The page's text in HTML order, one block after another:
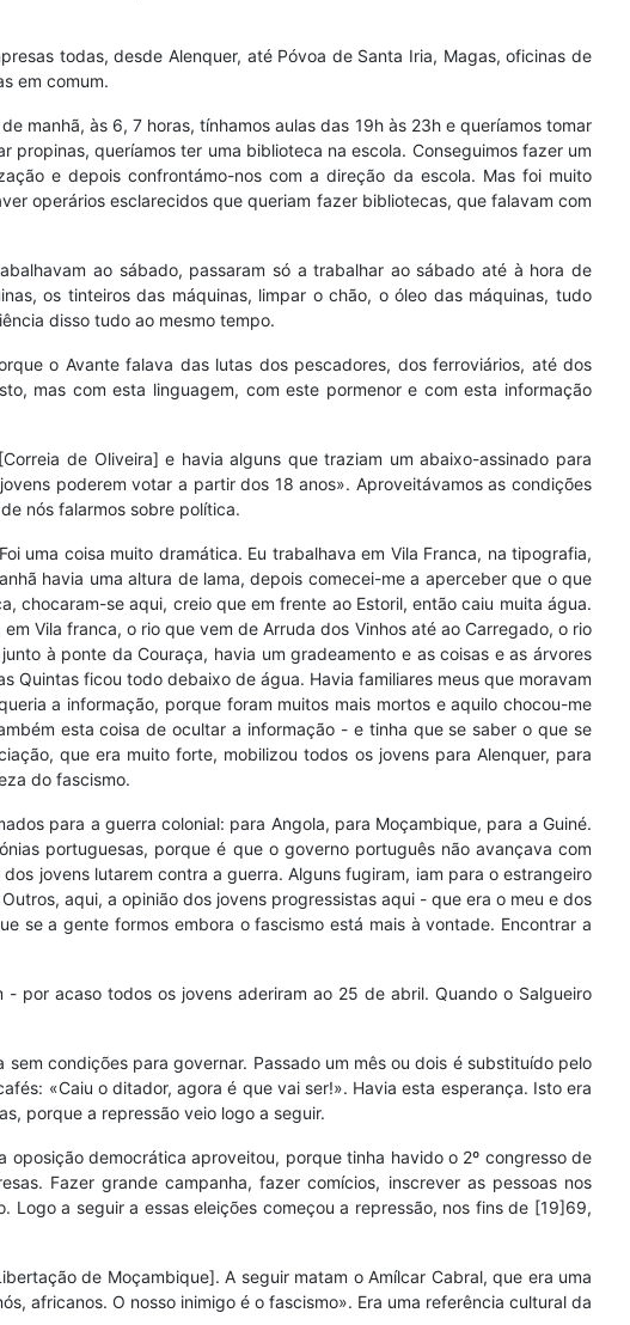
todas, desde Alenquer, até Póvoa de Santa Iria, Magas, oficinas de
em comum.
manhã, às 6, 7 horas, tínhamos aulas das 19h às 23h e queríamos tomar
queríamos ter uma biblioteca na escola. Conseguimos fazer um
e depois confrontámo-nos com a direção da escola. Mas foi muito
operários esclarecidos que queriam fazer bibliotecas, que falavam com
ao sábado, passaram só a trabalhar ao sábado até à hora de
os tinteiros das máquinas, limpar o chão, o óleo das máquinas, tudo
disso tudo ao mesmo tempo.
o Avante falava das lutas dos pescadores, dos ferroviários, até dos
mas com esta linguagem, com este pormenor e com esta informação
de Oliveira] e havia alguns que traziam um abaixo-assinado para
poderem votar a partir dos 18 anos». Aproveitávamos as condições
nós falarmos sobre política.
uma coisa muito dramática. Eu trabalhava em Vila Franca, na tipografia,
havia uma altura de lama, depois comecei-me a aperceber que o que
se aqui, creio que em frente ao Estoril, então caiu muita água.
Vila franca, o rio que vem de Arruda dos Vinhos até ao Carregado, o rio
à ponte da Couraça, havia um gradeamento e as coisas e as árvores
Quintas ficou todo debaixo de água. Havia familiares meus que moravam
a informação, porque foram muitos mais mortos e aquilo chocou-me
esta coisa de ocultar a informação - e tinha que se saber o que se
que era muito forte, mobilizou todos os jovens para Alenquer, para
do fascismo.
para a guerra colonial: para Angola, para Moçambique, para a Guiné.
portuguesas, porque é que o governo português não avançava com
jovens lutarem contra a guerra. Alguns fugiram, iam para o estrangeiro
aqui, a opinião dos jovens progressistas aqui - que era o meu e dos
se a gente formos embora o fascismo está mais à vontade. Encontrar a
por acaso todos os jovens aderiram ao 25 de abril. Quando o Salgueiro
condições para governar. Passado um mês ou dois é substituído pelo
«Caiu o ditador, agora é que vai ser!». Havia esta esperança. Isto era
porque a repressão veio logo a seguir.
democrática aproveitou, porque tinha havido o 2º congresso de
Fazer grande campanha, fazer comícios, inscrever as pessoas nos
a seguir a essas eleições começou a repressão, nos fins de [19]69,
de Moçambique]. A seguir matam o Amílcar Cabral, que era uma
africanos. O nosso inimigo é o fascismo». Era uma referência cultural da